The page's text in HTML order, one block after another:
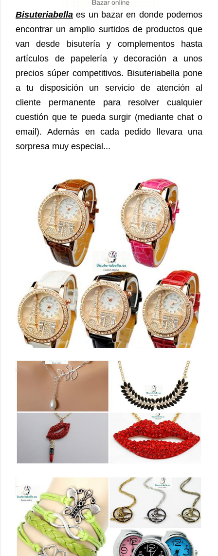
Bisuteriabella es un bazar en donde podemos
encontrar un amplio surtidos de productos que
van desde bisutería y complementos hasta
artículos de papelería y decoración a unos
precios súper competitivos. Bisuteriabella pone
a tu disposición un servicio de atención al
cliente permanente para resolver cualquier
cuestión que te pueda surgir (mediante chat o
email).Además en cada pedido llevara una
sorpresa muy especial...